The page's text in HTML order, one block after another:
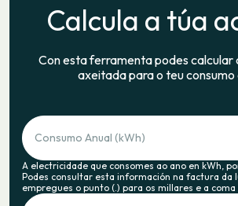
Calcula a túa
Con esta ferramenta podes calcular
axeitada para o teu consumo
Consumo Anual (kWh)
A electricidade que consomes ao ano en kWh,
Podes consultar esta información na factura da
empregues o punto (.) para os millares e a coma